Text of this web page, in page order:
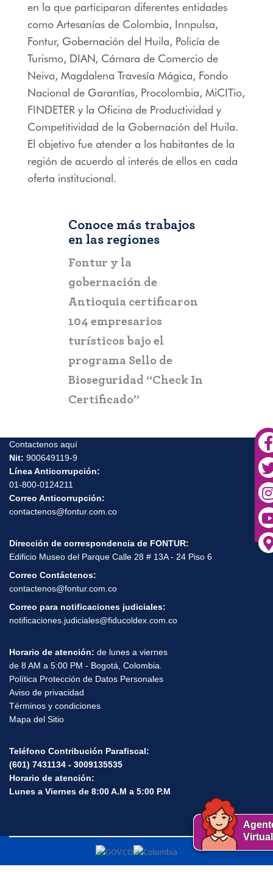
en la que participaron diferentes entidades
como Artesanías de Colombia, Innpulsa,
Fontur, Gobernación del Huila, Policía de
Turismo, DIAN, Cámara de Comercio de
Neiva, Magdalena Travesía Mágica, Fondo
Nacional de Garantías, Procolombia, MiCITio,
FINDETER y la Oficina de Productividad y
Competitividad de la Gobernación del Huila.
El objetivo fue atender a los habitantes de la
región de acuerdo al interés de ellos en cada
oferta institucional.
Conoce más trabajos
en las regiones
Fontur y la
gobernación de
Antioquia certificaron
104 empresarios
turísticos bajo el
programa Sello de
Bioseguridad “Check In
Certificado”
Contactenos aquí
Nit: 900649119-9
Línea Anticorrupción:
01-800-0124211
Correo Anticorrupción:
contactenos@fontur.com.co
Dirección de correspondencia de FONTUR:
Edificio Museo del Parque Calle 28 # 13A - 24 Piso 6
Correo Contáctenos:
contactenos@fontur.com.co
Correo para notificaciones judiciales:
notificaciones.judiciales@fiducoldex.com.co
Horario de atención: de lunes a viernes
de 8 AM a 5:00 PM - Bogotá, Colombia.
Política Protección de Datos Personales
Aviso de privacidad
Términos y condiciones
Mapa del Sitio
Teléfono Contribución Parafiscal:
(601) 7431134 - 3009135535
Horario de atención:
Lunes a Viernes de 8:00 A.M a 5:00 P.M
Virtual